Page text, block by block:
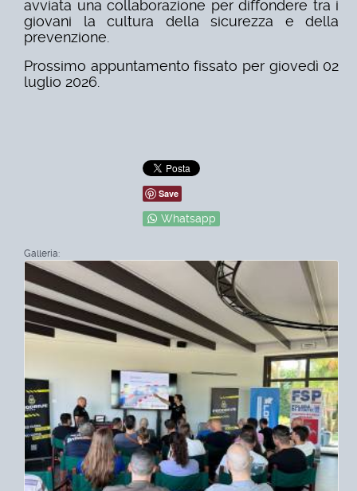
avviata una collaborazione per diffondere tra i
giovani la cultura della sicurezza e della
prevenzione.
Prossimo appuntamento fissato per giovedì 02
luglio 2026.
Save
Whatsapp
Galleria: